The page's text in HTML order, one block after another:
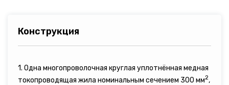
Конструкция
1. Одна многопроволочная круглая уплотнённая медная
токопроводящая жила номинальным сечением 300 мм2,